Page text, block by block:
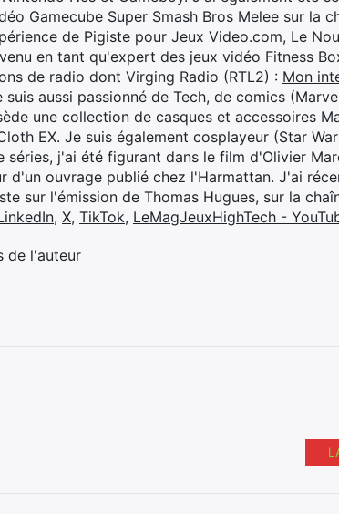
Gamecube Super Smash Bros Melee sur la
de Pigiste pour Jeux Video.com, Le
en tant qu'expert des jeux vidéo Fitness
de radio dont Virging Radio (RTL2) : Mon
suis aussi passionné de Tech, de comics
une collection de casques et accessoires
EX. Je suis également cosplayeur (Star
séries, j'ai été figurant dans le film d'Olivier
d'un ouvrage publié chez l'Harmattan. J'ai
sur l'émission de Thomas Hugues, sur la
, X, TikTok, LeMagJeuxHighTech -
de l'auteur